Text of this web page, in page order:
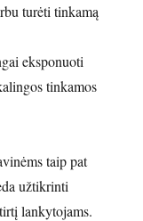
turėti tinkamą
eksponuoti
tinkamos
taip pat
užtikrinti
lankytojams.